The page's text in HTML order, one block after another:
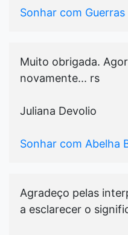
Sonhar com Guerras
Muito obrigada.
novamente... rs
Juliana Devolio
Sonhar com Abelha
Agradeço pelas
a esclarecer o